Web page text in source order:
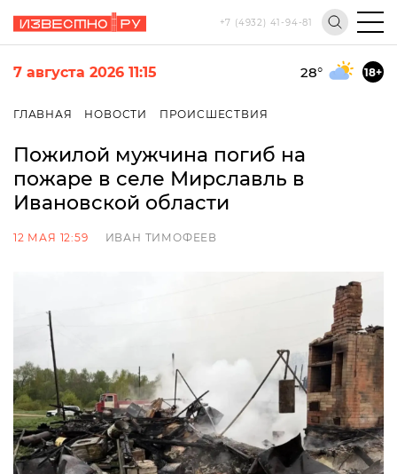
+7 (4932) 41-94-81
7 августа 2026 11:15 28° 18+
ГЛАВНАЯ НОВОСТИ ПРОИСШЕСТВИЯ
Пожилой мужчина погиб на
пожаре в селе Мирславль в
Ивановской области
12 МАЯ 12:59 ИВАН ТИМОФЕЕВ